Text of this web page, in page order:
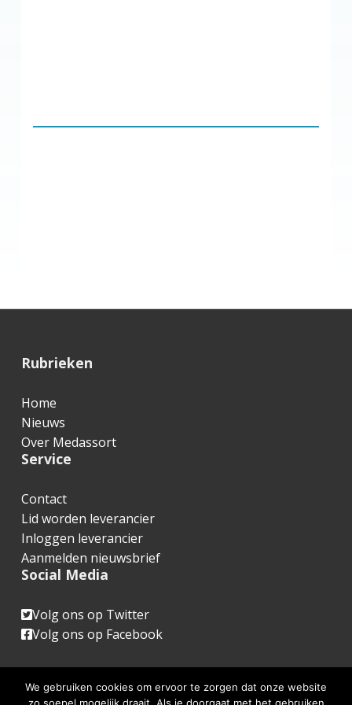
Rubrieken
Home
Nieuws
Over Medassort
Service
Contact
Lid worden leverancier
Inloggen leverancier
Aanmelden nieuwsbrief
Social Media
Volg ons op Twitter
Volg ons op Facebook
We gebruiken cookies om ervoor te zorgen dat onze website